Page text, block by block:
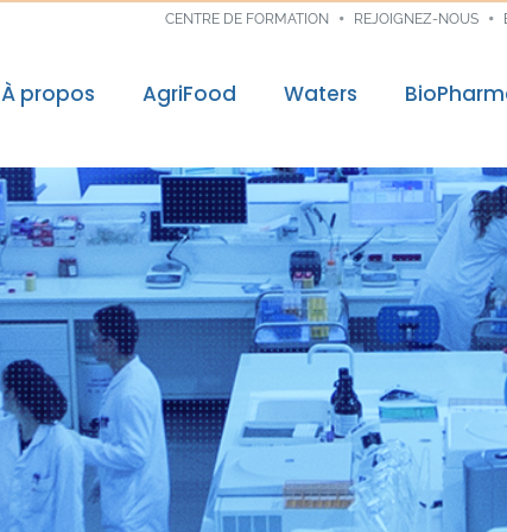
CENTRE DE FORMATION REJOIGNEZ-NOUS
À propos
Le groupe Phytocontrol
Nos valeurs, notre mission
Nos accréditations
Nos reconnaissances
Nos laboratoires
Politique Qualité
Recherche & Développement
AgriFood Waters